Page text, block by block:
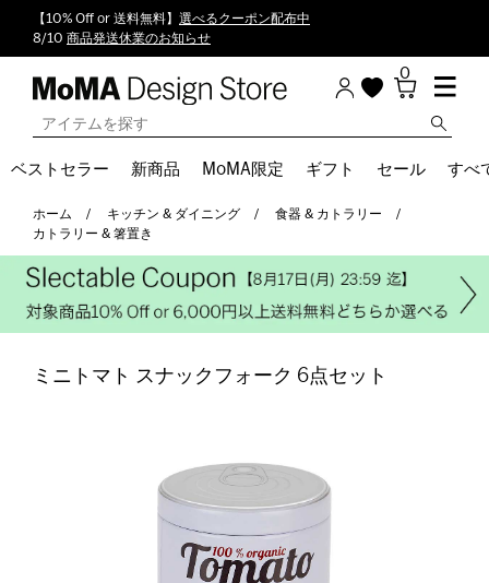
【10% Off or 送料無料】 選べるクーポン配布中
8/10 商品発送休業のお知らせ
0
ベストセラー 新商品 MoMA限定 ギフト セール すべ
ホーム キッチン & ダイニング
食器 & カトラリー
カトラリー & 箸置き
ミニトマト スナックフォーク 6点セット